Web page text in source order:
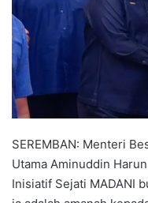
e
m
SEREMBAN: Menteri
Utama Aminuddin
Inisiatif Sejati MADANI